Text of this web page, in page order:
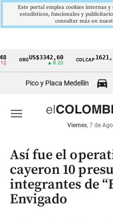
Cintillo
económicos
Colombia
ORO US$3342,60 COLCAP1621,34
Pico y Placa Medellín
Viernes, 7 de
menu
Así fue el
cayeron 10
integrantes de
Envigado
Este portal emplea cookies internas
estadísticos, funcionales y
consultar más en